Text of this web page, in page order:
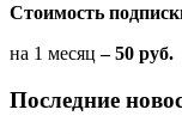
Стоимость
на 1 месяц – 50 руб.
Последние